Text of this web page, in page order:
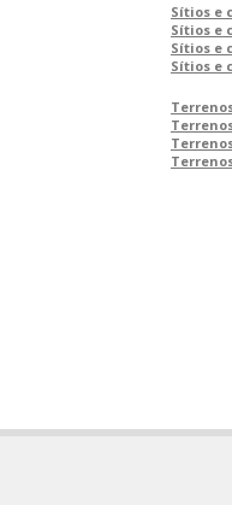
Sítios e
Sítios e
Sítios e
Sítios e